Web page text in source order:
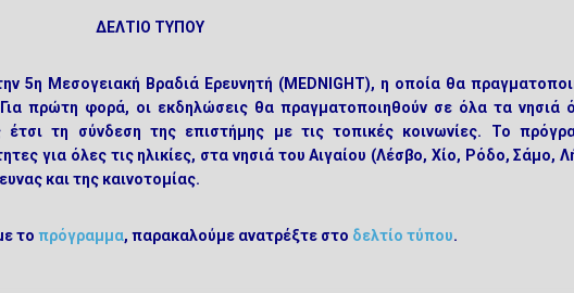
ΔΕΛΤΙΟ ΤΥΠΟΥ
5η Μεσογειακή Βραδιά Ερευνητή (MEDNIGHT), η οποία θα
πρώτη φορά, οι εκδηλώσεις θα πραγματοποιηθούν σε όλα τα νησιά
έτσι τη σύνδεση της επιστήμης με τις τοπικές κοινωνίες. Το
για όλες τις ηλικίες, στα νησιά του Αιγαίου (Λέσβο, Χίο, Ρόδο, Σάμο,
και της καινοτομίας.
το πρόγραμμα, παρακαλούμε ανατρέξτε στο δελτίο τύπου.